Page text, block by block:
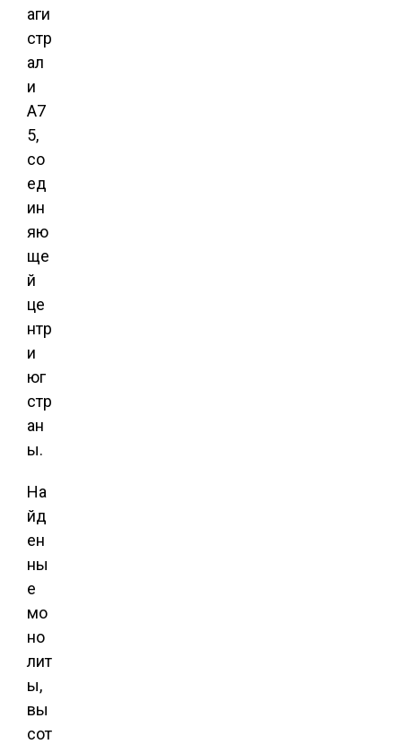
аги
стр
ал
и
A7
5,
со
ед
ин
яю
ще
й
це
нтр
и
юг
стр
ан
ы.
На
йд
ен
ны
е
мо
но
лит
ы,
вы
сот